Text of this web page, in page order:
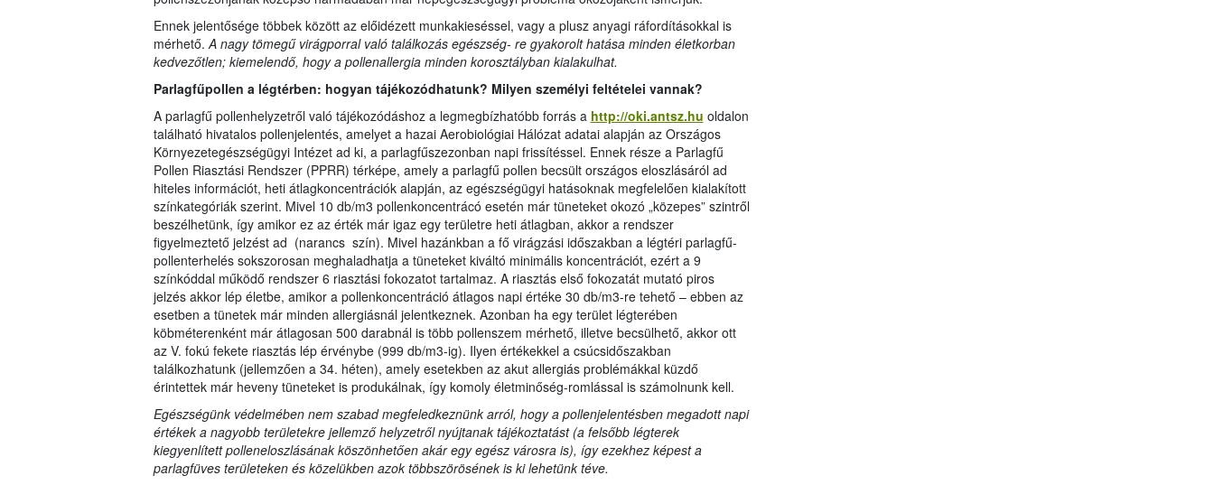
Ennek jelentősége többek között az előidézett munkakieséssel, vagy a plusz anyagi ráfordításokkal is
mérhető.A nagy tömegű virágporral való találkozás egészség- re gyakorolt hatása minden életkorban
kedvezőtlen; kiemelendő, hogy a pollenallergia minden korosztályban kialakulhat.
Parlagfűpollen a légtérben: hogyan tájékozódhatunk? Milyen személyi feltételei vannak?
A parlagfű pollenhelyzetről való tájékozódáshoz a legmegbízhatóbb forrás a http://oki.antsz.hu oldalon
található hivatalos pollenjelentés, amelyet a hazai Aerobiológiai Hálózat adatai alapján az Országos
Környezetegészségügyi Intézet ad ki, a parlagfűszezonban napi frissítéssel. Ennek része a Parlagfű
Pollen Riasztási Rendszer (PPRR) térképe, amely a parlagfű pollen becsült országos eloszlásáról ad
hiteles információt, heti átlagkoncentrációk alapján, az egészségügyi hatásoknak megfelelően kialakított
színkategóriák szerint. Mivel 10 db/m3 pollenkoncentrácó esetén már tüneteket okozó „közepes” szintről
beszélhetünk, így amikor ez az érték már igaz egy területre heti átlagban, akkor a rendszer
figyelmeztető jelzést ad (narancs szín). Mivel hazánkban a fő virágzási időszakban a légtéri parlagfű-
pollenterhelés sokszorosan meghaladhatja a tüneteket kiváltó minimális koncentrációt, ezért a 9
színkóddal működő rendszer 6 riasztási fokozatot tartalmaz. A riasztás első fokozatát mutató piros
jelzés akkor lép életbe, amikor a pollenkoncentráció átlagos napi értéke 30 db/m3-re tehető – ebben az
esetben a tünetek már minden allergiásnál jelentkeznek. Azonban ha egy terület légterében
köbméterenként már átlagosan 500 darabnál is több pollenszem mérhető, illetve becsülhető, akkor ott
az V. fokú fekete riasztás lép érvénybe (999 db/m3-ig). Ilyen értékekkel a csúcsidőszakban
találkozhatunk (jellemzően a 34. héten), amely esetekben az akut allergiás problémákkal küzdő
érintettek már heveny tüneteket is produkálnak, így komoly életminőség-romlással is számolnunk kell.
Egészségünk védelmében nem szabad megfeledkeznünk arról, hogy a pollenjelentésben megadott napi
értékek a nagyobb területekre jellemző helyzetről nyújtanak tájékoztatást (a felsőbb légterek
kiegyenlített polleneloszlásának köszönhetően akár egy egész városra is), így ezekhez képest a
parlagfüves területeken és közelükben azok többszörösének is ki lehetünk téve.